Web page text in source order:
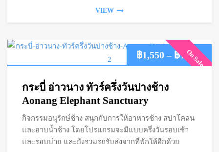
VIEW
On Sale
฿1,550 – ฿1,850
กระบี่ อ่าวนาง ทัวร์ครึ่งวันปางช้าง
Aonang Elephant Sanctuary
กิจกรรมอนุรักษ์ช้าง สนุกกับการให้อาหารช้าง สปาโคลน
และอาบน้ำช้าง โดยโปรแกรมจะมีแบบครึ่งวันรอบเช้า
และรอบบ่าย และยังรวมรถรับส่งจากที่พักให้อีกด้วย